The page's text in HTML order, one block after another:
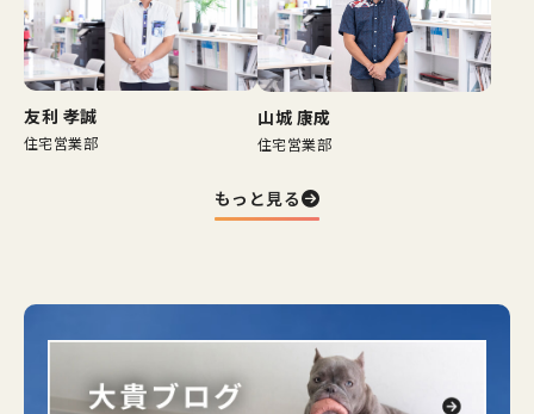
友利 孝誠
住宅営業部
山城 康成
住宅営業部
もっと見る